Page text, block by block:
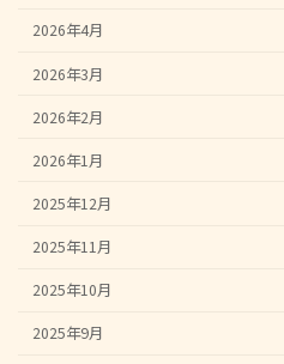
2026年4月
2026年3月
2026年2月
2026年1月
2025年12月
2025年11月
2025年10月
2025年9月